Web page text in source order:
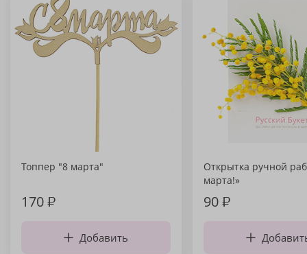
Топпер "8 марта"
170₽
Добавить
Открытка ручной
марта!»
90₽